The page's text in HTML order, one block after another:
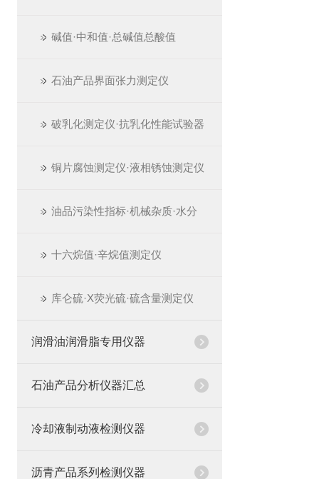
碱值·中和值·总碱值总酸值
石油产品界面张力测定仪
破乳化测定仪·抗乳化性能试验器
铜片腐蚀测定仪·液相锈蚀测定仪
油品污染性指标·机械杂质·水分
十六烷值·辛烷值测定仪
库仑硫·X荧光硫·硫含量测定仪
润滑油润滑脂专用仪器
石油产品分析仪器汇总
冷却液制动液检测仪器
沥青产品系列检测仪器